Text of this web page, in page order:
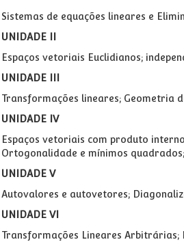
Sistemas de equações lineares e
UNIDADE II
Espaços vetoriais Euclidianos;
UNIDADE III
Transformações lineares; Geometria
UNIDADE IV
Espaços vetoriais com produto
Ortogonalidade e mínimos
UNIDADE V
Autovalores e autovetores;
UNIDADE VI
Transformações Lineares Arbitrárias;